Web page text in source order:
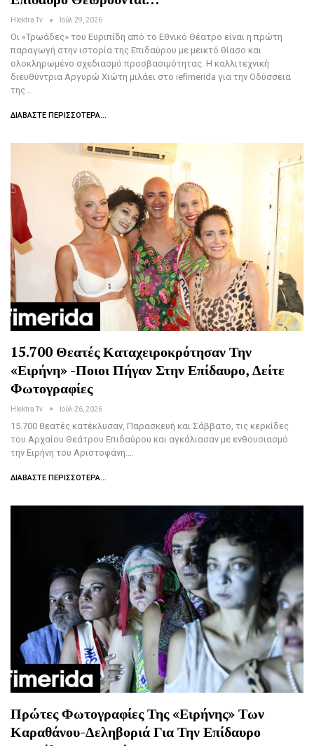
Hlektra Tv Ιούλ 29, 2026
Οι «Τρωάδες» του Ευριπίδη από το Εθνικό Θέατρο είναι η πρώτη
παραγωγή στην ιστορία της Επιδαύρου με μεικτό θίασο και
ολοκληρωμένο σχεδιασμό προσβασιμότητας. Η καλλιτεχνική
διευθύντρια Αργυρώ Χιώτη μιλάει στο iefimerida για την Οδύσσεια
της…
ΔΙΑΒΆΣΤΕ ΠΕΡΙΣΣΌΤΕΡΑ...
15.700 Θεατές Καταχειροκρότησαν Την
«Ειρήνη» -Ποιοι Πήγαν Στην Επίδαυρο, Δείτε
Φωτογραφίες
Hlektra Tv Ιούλ 26, 2026
15.700 θεατές κατέκλυσαν, Παρασκευή και Σάββατο, τις κερκίδες
του Αρχαίου Θεάτρου Επιδαύρου και αγκάλιασαν με ενθουσιασμό
την Ειρήνη του Αριστοφάνη.…
ΔΙΑΒΆΣΤΕ ΠΕΡΙΣΣΌΤΕΡΑ...
Πρώτες Φωτογραφίες Της «Ειρήνης» Των
Καραθάνου-Δεληβοριά Για Την Επίδαυρο